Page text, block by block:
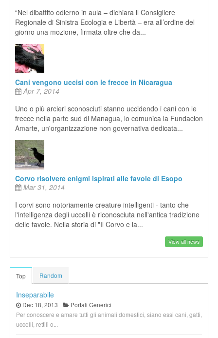
“Nel dibattito odierno in aula – dichiara il Consigliere
Regionale di Sinistra Ecologia e Libertà – era all’ordine del
giorno una mozione, firmata oltre che da...
Cani vengono uccisi con le frecce in Nicaragua
Apr 7, 2014
Uno o più arcieri sconosciuti stanno uccidendo i cani con le
frecce nella parte sud di Managua, lo comunica la Fundacion
Amarte, un'organizzazione non governativa dedicata...
Corvo risolvere enigmi ispirati alle favole di Esopo
Mar 31, 2014
I corvi sono notoriamente creature intelligenti - tanto che
l'intelligenza degli uccelli è riconosciuta nell'antica tradizione
delle favole. Nella storia di "Il Corvo e la...
View all news
Top Random
Inseparabile
Dec 18, 2013
Portali Generici
Per conoscere e amare tutti gli animali domestici, siano essi cani, gatti,
uccelli, rettili o...